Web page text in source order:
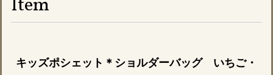
Item
キッズポシェット＊ショルダーバッグ いちご・